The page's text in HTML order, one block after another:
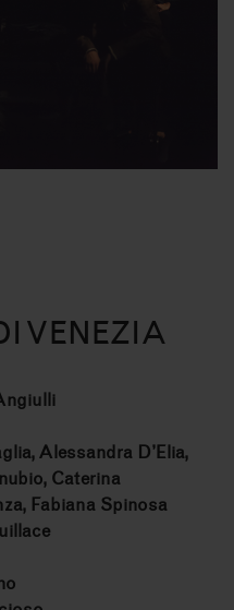
VENEZIA
Alessandra D’Elia,
Caterina
Fabiana Spinosa